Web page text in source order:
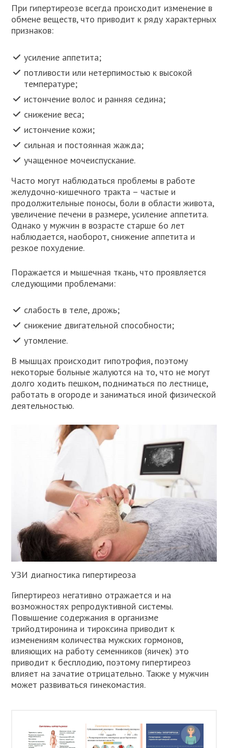
При гипертиреозе всегда происходит изменение в
обмене веществ, что приводит к ряду характерных
признаков:
усиление аппетита;
потливости или нетерпимостью к высокой
температуре;
истончение волос и ранняя седина;
снижение веса;
истончение кожи;
сильная и постоянная жажда;
учащенное мочеиспускание.
Часто могут наблюдаться проблемы в работе
желудочно-кишечного тракта – частые и
продолжительные поносы, боли в области живота,
увеличение печени в размере, усиление аппетита.
Однако у мужчин в возрасте старше 6о лет
наблюдается, наоборот, снижение аппетита и
резкое похудение.
Поражается и мышечная ткань, что проявляется
следующими проблемами:
слабость в теле, дрожь;
снижение двигательной способности;
утомление.
В мышцах происходит гипотрофия, поэтому
некоторые больные жалуются на то, что не могут
долго ходить пешком, подниматься по лестнице,
работать в огороде и заниматься иной физической
деятельностью.
УЗИ диагностика гипертиреоза
Гипертиреоз негативно отражается и на
возможностях репродуктивной системы.
Повышение содержания в организме
трийодтиронина и тироксина приводит к
изменениям количества мужских гормонов,
влияющих на работу семенников (яичек) это
приводит к бесплодию, поэтому гипертиреоз
влияет на зачатие отрицательно. Также у мужчин
может развиваться гинекомастия.